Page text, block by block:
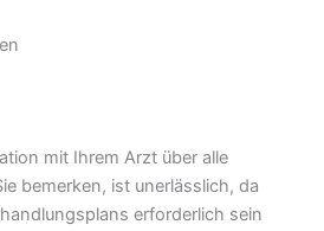
mit Ihrem Arzt über alle
bemerken, ist unerlässlich, da
erforderlich sein